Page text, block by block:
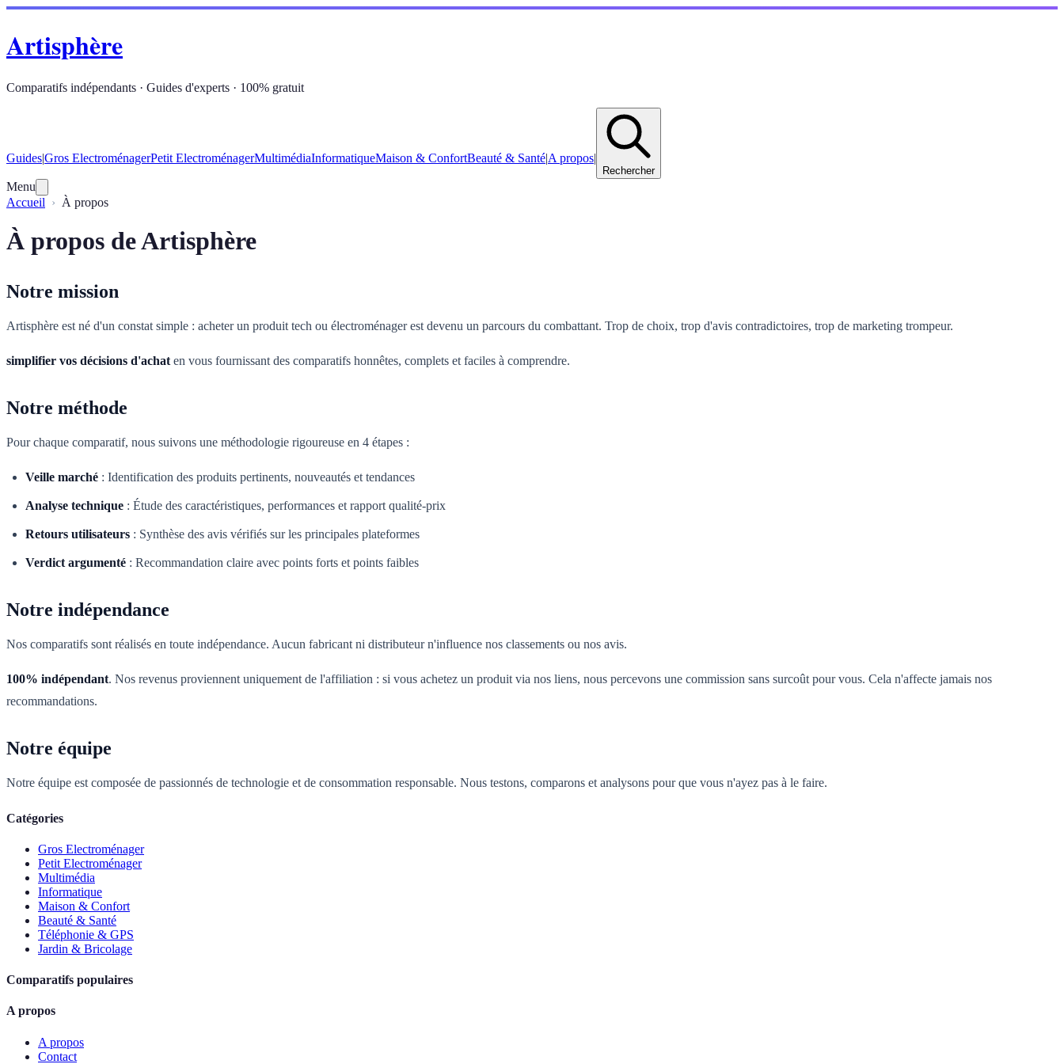
Artisphère
Comparatifs indépendants · Guides d'experts · 100% gratuit
Guides|Gros ElectroménagerPetit ElectroménagerMultimédiaInformatiqueMaison & ConfortBeauté & Santé|A propos|
Rechercher
Menu
Accueil
À propos
À propos de Artisphère
Notre mission
Artisphère est né d'un constat simple : acheter un produit tech ou électroménager est devenu un parcours du combattant. Trop de choix, trop d'avis contradictoires, trop de marketing trompeur.
simplifier vos décisions d'achat en vous fournissant des comparatifs honnêtes, complets et faciles à comprendre.
Notre méthode
Pour chaque comparatif, nous suivons une méthodologie rigoureuse en 4 étapes :
Veille marché : Identification des produits pertinents, nouveautés et tendances
Analyse technique : Étude des caractéristiques, performances et rapport qualité-prix
Retours utilisateurs : Synthèse des avis vérifiés sur les principales plateformes
Verdict argumenté : Recommandation claire avec points forts et points faibles
Notre indépendance
Nos comparatifs sont réalisés en toute indépendance. Aucun fabricant ni distributeur n'influence nos classements ou nos avis.
100% indépendant. Nos revenus proviennent uniquement de l'affiliation : si vous achetez un produit via nos liens, nous percevons une commission sans surcoût pour vous. Cela n'affecte jamais nos
recommandations.
Notre équipe
Notre équipe est composée de passionnés de technologie et de consommation responsable. Nous testons, comparons et analysons pour que vous n'ayez pas à le faire.
Catégories
Gros Electroménager
Petit Electroménager
Multimédia
Informatique
Maison & Confort
Beauté & Santé
Téléphonie & GPS
Jardin & Bricolage
Comparatifs populaires
A propos
A propos
Contact